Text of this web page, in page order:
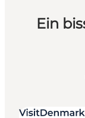
Ein